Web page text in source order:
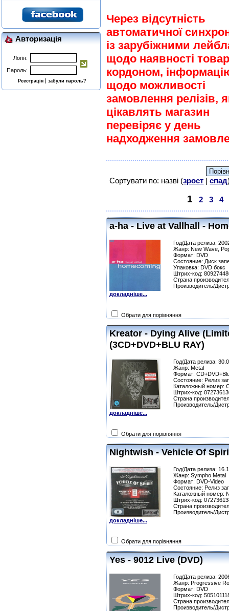
Авторизація
Логін:
Пароль:
Реєстрація |забули пароль?
Через відсутність
автоматичної
із зарубіжними
щодо наявності
кордоном,
щодо можливості
замовлення релізів,
цікавлять магазин
перевіряє у день
надходження
Сортувати по: назві (зрост |спад
1 2 3 4
a-ha - Live at Vallhall -
докладніше...
Год/Дата релиза:
Жанр: New Wave,
Формат: DVD
Состояние: Диск
Упаковка: DVD бокс
Штрих-код:
Страна
Производитель/
Обрати для порівняння
Kreator - Dying Alive
(3CD+DVD+BLU RAY)
докладніше...
Год/Дата релиза:
Жанр: Metal
Формат:
Состояние: Релиз
Каталожный номер:
Штрих-код:
Страна
Производитель/
Обрати для порівняння
Nightwish - Vehicle Of
докладніше...
Год/Дата релиза:
Жанр: Sympho Metal
Формат: DVD-Video
Состояние: Релиз
Каталожный номер:
Штрих-код:
Страна
Производитель/
Обрати для порівняння
Yes - 9012 Live (DVD)
Год/Дата релиза:
Жанр: Progressive
Формат: DVD
Штрих-код:
Страна
Производитель/